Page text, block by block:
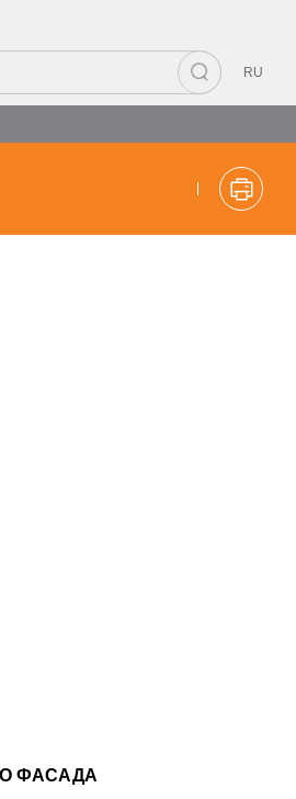
RU
ФАСАДА